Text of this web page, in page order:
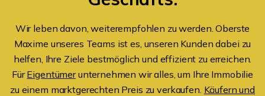
Wir leben davon, weiterempfohlen zu werden. Oberste
Maxime unseres Teams ist es, unseren Kunden dabei zu
helfen, Ihre Ziele bestmöglich und effizient zu erreichen.
FürEigentümerunternehmen wir alles, um Ihre Immobilie
zu einem marktgerechten Preis zu verkaufen. Käufern und